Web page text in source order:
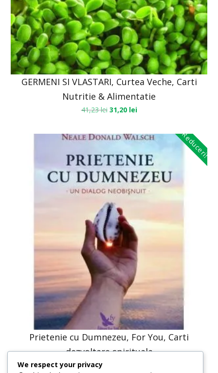
GERMENI SI VLASTARI, Curtea Veche, Carti
Nutritie & Alimentatie
41,23lei 31,20 lei
Reduceri!
Prietenie cu Dumnezeu, For You, Carti
dezvoltare spirituala
41,23lei
We respect your privacy